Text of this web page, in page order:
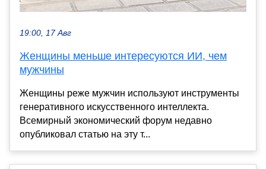
19:00, 17 Авг
Женщины меньше интересуются ИИ, чем
мужчины
Женщины реже мужчин используют инструменты
генеративного искусственного интеллекта.
Всемирный экономический форум недавно
опубликовал статью на эту т...